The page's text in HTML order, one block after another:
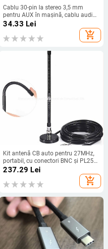
Cablu 30-pin la stereo 3,5 mm
pentru AUX în mașină, cablu audio
pentru iPod, lungime 20 cm
34.33 Lei
add_shopping_cart
Kit antenă CB auto pentru 27MHz,
portabil, cu conectori BNC și PL259
| Brand: YIDATON • Model: CB short
accesorii • Tip de comunicare: Non-
237.29 Lei
add_shopping_cart